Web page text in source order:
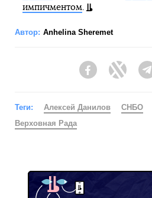
импичментом.
Автор: Anhelina Sheremet
FacebookTwitter
Теги: Алексей Данилов СНБО
Верховная Рада